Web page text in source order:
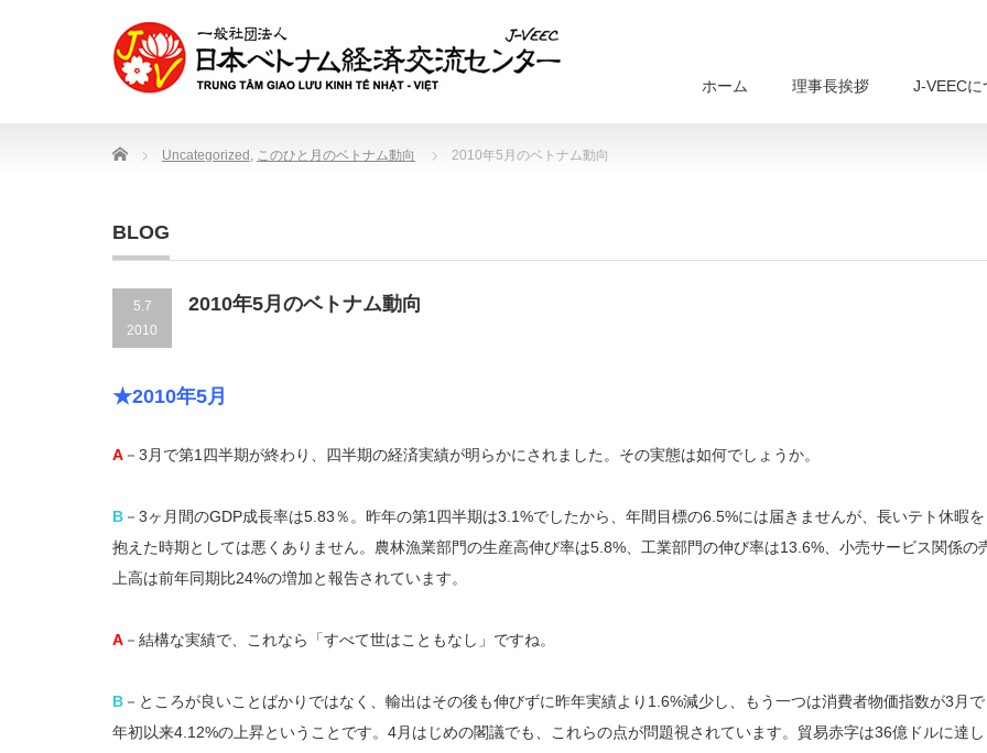
ホーム 理事長挨拶 J-VEECに
Home Uncategorized , このひと月のベトナム動向 2010年5月のベトナム動向
BLOG
5.7
2010
2010年5月のベトナム動向
★2010年5月
A －3月で第1四半期が終わり、四半期の経済実績が明らかにされました。その実態は如何でしょうか。
B －3ヶ月間のGDP成長率は5.83％。昨年の第1四半期は3.1%でしたから、年間目標の6.5%には届きませんが、長いテト休暇を
抱えた時期としては悪くありません。農林漁業部門の生産高伸び率は5.8%、工業部門の伸び率は13.6%、小売サービス関係の
上高は前年同期比24%の増加と報告されています。
A －結構な実績で、これなら「すべて世はこともなし」ですね。
B －ところが良いことばかりではなく、輸出はその後も伸びずに昨年実績より1.6%減少し、もう一つは消費者物価指数が3月で
年初以来4.12%の上昇ということです。4月はじめの閣議でも、これらの点が問題視されています。貿易赤字は36億ドルに達し